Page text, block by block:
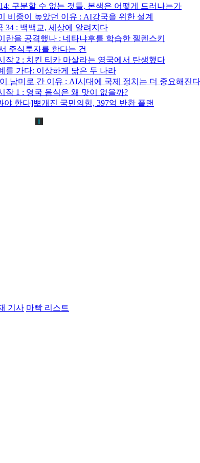
구분할 수 없는 것들, 본색은 어떻게 드러나는가
비중이 높았던 이유 : AI강국을 위한 설계
34 : 백백교, 세상에 알려지다
란을 공격했나 : 네타냐후를 학습한 젤렌스키
주식투자를 한다는 건
작 2 : 치킨 티카 마살라는 영국에서 탄생했다
를 가다: 이상하게 닮은 두 나라
남미로 간 이유 : AI시대에 국제 정치는 더 중요해진다
작 1 : 영국 음식은 왜 맛이 없을까?
야 한다]뽀개진 국민의힘, 397억 반환 플랜
기사 마빡 리스트